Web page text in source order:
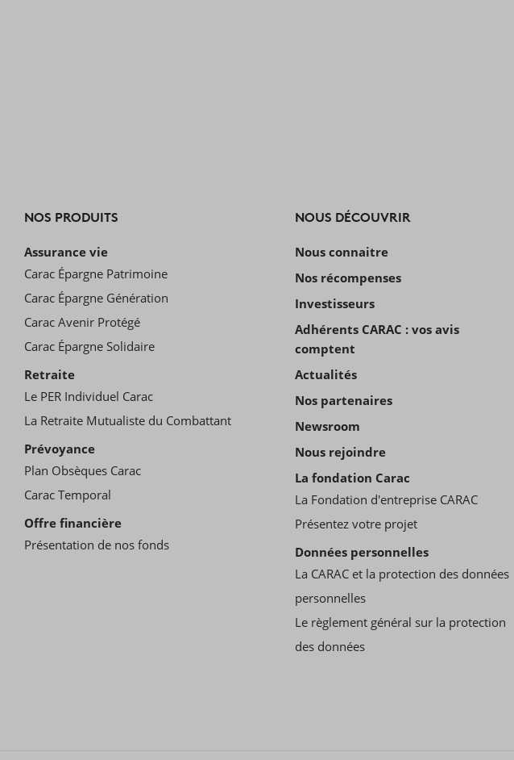
NOS PRODUITS
Assurance vie
Carac Épargne Patrimoine
Carac Épargne Génération
Carac Avenir Protégé
Carac Épargne Solidaire
Retraite
Le PER Individuel Carac
La Retraite Mutualiste du Combattant
Prévoyance
Plan Obsèques Carac
Carac Temporal
Offre financière
Présentation de nos fonds
NOUS DÉCOUVRIR
Nous connaitre
Nos récompenses
Investisseurs
Adhérents CARAC : vos avis
comptent
Actualités
Nos partenaires
Newsroom
Nous rejoindre
La fondation Carac
La Fondation d'entreprise CARAC
Présentez votre projet
Données personnelles
La CARAC et la protection des données
personnelles
Le règlement général sur la protection
des données